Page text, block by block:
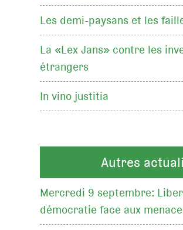
Les demi-paysans et les
La «Lex Jans» contre les
étrangers
In vino justitia
Autres
Mercredi 9 septembre:
démocratie face aux